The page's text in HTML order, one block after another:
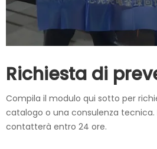
Richiesta di
Compila il modulo qui sotto per
catalogo o una consulenza
contatterà entro 24 ore.